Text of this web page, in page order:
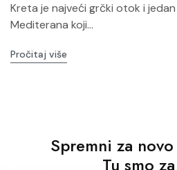
Kreta je najveći grčki otok i
Mediterana koji...
Pročitaj više
Spremni za
Tu smo